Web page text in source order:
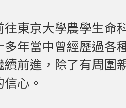
東京大學農學生
年當中曾經歷過
前進，除了有周
心。